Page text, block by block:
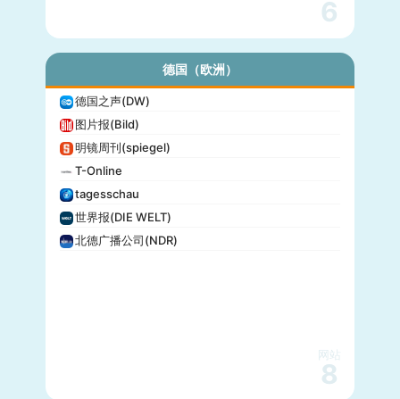
6
德国（欧洲）
德国之声(DW)
图片报(Bild)
明镜周刊(spiegel)
T-Online
tagesschau
世界报(DIE WELT)
北德广播公司(NDR)
网站
8